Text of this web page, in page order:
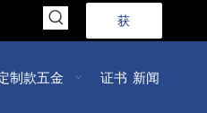
获
报
制款五金 证书 新闻